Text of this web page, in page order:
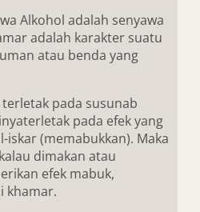
Alkohol adalah senyawa
adalah karakter suatu
atau benda yang
pada susunab
pada efek yang
iskar (memabukkan). Maka
dimakan atau
efek mabuk,
khamar.